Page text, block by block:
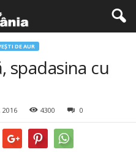
DE AUR
spadasina cu
2016 4300 0